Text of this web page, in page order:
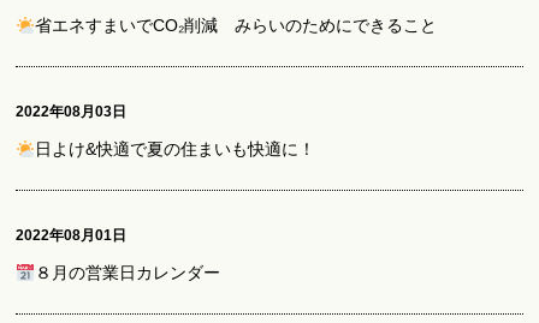
省エネすまいでCO₂削減 みらいのためにできること
2022年08月03日
日よけ&快適で夏の住まいも快適に！
2022年08月01日
８月の営業日カレンダー